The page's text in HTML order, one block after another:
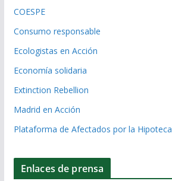
COESPE
Consumo responsable
Ecologistas en Acción
Economía solidaria
Extinction Rebellion
Madrid en Acción
Plataforma de Afectados por la Hipoteca
Enlaces de prensa